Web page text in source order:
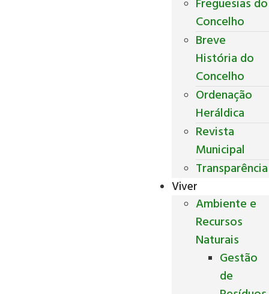
Freguesias do
Concelho
Breve
História do
Concelho
Ordenação
Heráldica
Revista
Municipal
Transparência
Viver
Ambiente e
Recursos
Naturais
Gestão
de